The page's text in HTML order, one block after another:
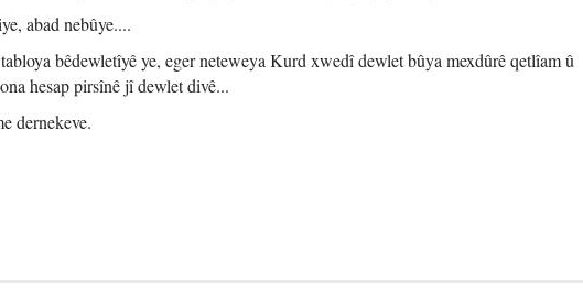
abad nebûye....
bêdewletîyê ye, eger neteweya Kurd xwedî dewlet bûya mexdûrê qetlîam û
hesap pirsînê jî dewlet divê...
dernekeve.